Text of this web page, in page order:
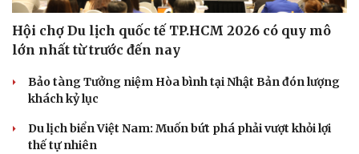
Hội chợ Du lịch quốc tế TP.HCM 2026 có quy mô
lớn nhất từ trước đến nay
Bảo tàng Tưởng niệm Hòa bình tại Nhật Bản đón lượng
khách kỷ lục
Du lịch biển Việt Nam: Muốn bứt phá phải vượt khỏi lợi
thế tự nhiên